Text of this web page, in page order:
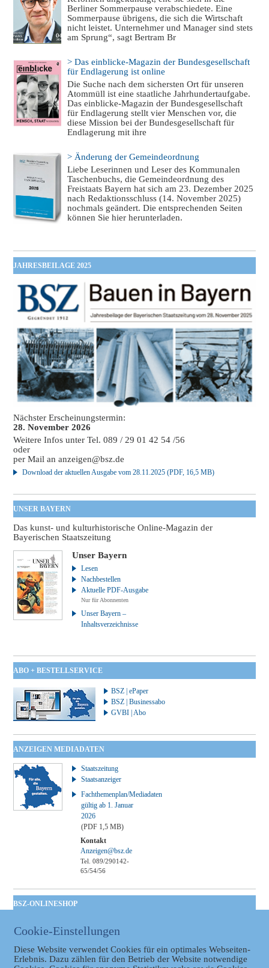
Berliner Sommerpause verabschiedete. Eine
Sommerpause übrigens, die sich die Wirtschaft
nicht leistet. Unternehmer und Manager sind stets
am Sprung“, sagt Bertram Br
> Das einblicke-Magazin der Bundesgesellschaft
für Endlagerung ist online
Die Suche nach dem sichersten Ort für unseren
Atommüll ist eine staatliche Jahrhundertaufgabe.
Das einblicke-Magazin der Bundesgesellschaft
für Endlagerung stellt vier Menschen vor, die
diese Mission bei der Bundesgesellschaft für
Endlagerung mit ihre
> Änderung der Gemeindeordnung
Liebe Leserinnen und Leser des Kommunalen
Taschenbuchs, die Gemeindeordnung des
Freistaats Bayern hat sich am 23. Dezember 2025
nach Redaktionsschluss (14. November 2025)
nochmals geändert. Die entsprechenden Seiten
können Sie hier herunterladen.
JAHRESBEILAGE 2025
Nächster Erscheinungstermin:
28. November 2026
Weitere Infos unter Tel. 089 / 29 01 42 54 /56
oder
per Mail ananzeigen@bsz.de
Download der aktuellen Ausgabe vom 28.11.2025 (PDF, 16,5 MB)
UNSER BAYERN
Das kunst- und kulturhistorische Online-Magazin der
Bayerischen Staatszeitung
Unser Bayern
Lesen
Nachbestellen
Aktuelle PDF-Ausgabe
Nur für Abonnenten
Unser Bayern –
Inhaltsverzeichnisse
ABO + BESTELLSERVICE
BSZ | ePaper
BSZ | Businessabo
GVBI | Abo
ANZEIGEN MEDIADATEN
Staatszeitung
Staatsanzeiger
Fachthemenplan/Mediadaten
gültig ab 1. Januar
2026
(PDF 1,5 MB)
Kontakt
Anzeigen@bsz.de
Tel. 089/290142-
65/54/56
BSZ-ONLINESHOP
Taschenbuch
GVBl | Einbanddecke
Cookie-Einstellungen
Diese Website verwendet Cookies für ein optimales Webseiten-
Erlebnis. Dazu zählen für den Betrieb der Website notwendige